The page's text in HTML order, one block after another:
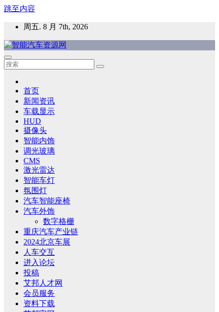
跳至内容
周五. 8 月 7th, 2026
智能汽车资源网
智能表面，智能内饰，新能源汽车，HMI，人车交互，智能车
首页
新闻资讯
车载显示
HUD
摄像头
智能内饰
调光玻璃
CMS
激光雷达
智能车灯
氛围灯
汽车智能座椅
汽车外饰
数字格栅
重庆汽车产业链
2024北京车展
人车交互
进入论坛
投稿
艾邦人才网
会员服务
资料下载